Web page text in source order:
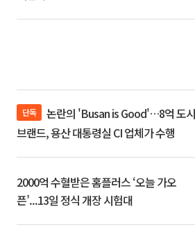
단독
브랜드, 용산 대통령실 CI 업체가 수행
2000억 수혈받은 홈플러스 ‘오늘 가오
픈’...13일 정식 개장 시험대